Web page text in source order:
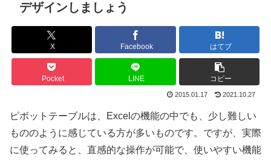
デザインしましょう
X Facebook はてブ
Pocket LINE コピー
2015.01.17 2021.10.27
ピボットテーブルは、Excelの機能の中でも、少し難しい
もののように感じている方が多いものです。ですが、実際
に使ってみると、直感的な操作が可能で、使いやすい機能